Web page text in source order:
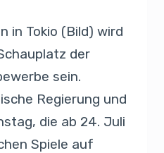
in Tokio (Bild) wird
der
sein.
Regierung und
die ab 24. Juli
Spiele auf